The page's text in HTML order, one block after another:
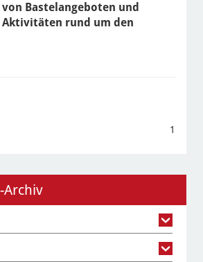
von Bastelangeboten und
Aktivitäten rund um den
1
Archiv